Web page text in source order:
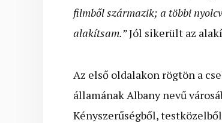
filmből származik; a többi
alakítsam.”Jól sikerült az
Az első oldalakon rögtön a
államának Albany nevű
Kényszerűségből,